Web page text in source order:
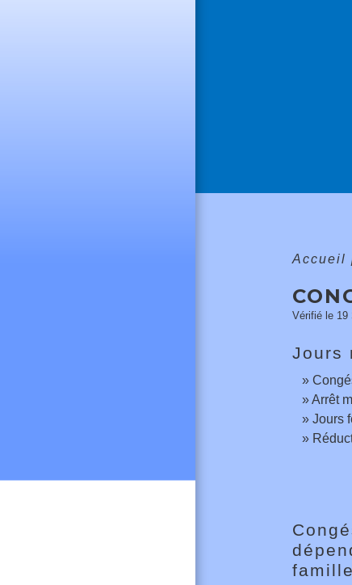
Accueil
Vérifié le 19
Jours
Arrêt
Jours
famille